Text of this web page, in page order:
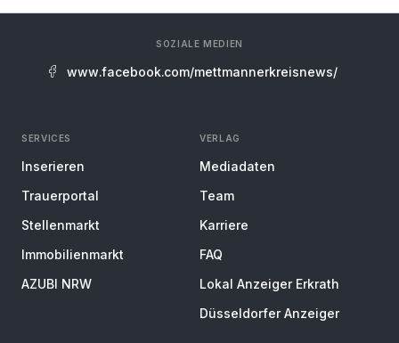
SOZIALE MEDIEN
www.facebook.com/mettmannerkreisnews/
SERVICES
Inserieren
Trauerportal
Stellenmarkt
Immobilienmarkt
AZUBI NRW
VERLAG
Mediadaten
Team
Karriere
FAQ
Lokal Anzeiger Erkrath
Düsseldorfer Anzeiger